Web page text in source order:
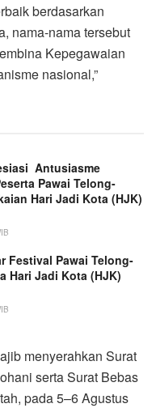
berdasarkan
nama-nama tersebut
Kepegawaian
nasional,”
Antusiasme
Pawai Telong-
Hari Jadi Kota (HJK)
Festival Pawai Telong-
Hari Jadi Kota (HJK)
menyerahkan Surat
serta Surat Bebas
pada 5–6 Agustus